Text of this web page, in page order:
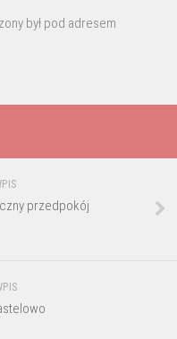
był pod adresem
przedpokój